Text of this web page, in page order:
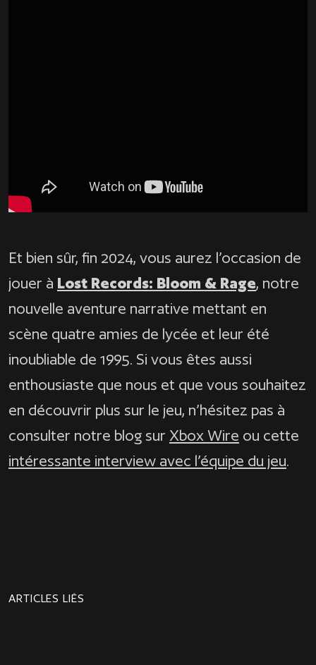
Et bien sûr, fin 2024, vous aurez l’occasion de
jouer à Lost Records: Bloom & Rage, notre
nouvelle aventure narrative mettant en
scène quatre amies de lycée et leur été
inoubliable de 1995. Si vous êtes aussi
enthousiaste que nous et que vous souhaitez
en découvrir plus sur le jeu, n’hésitez pas à
consulter notre blog sur Xbox Wire ou cette
intéressante interview avec l’équipe du jeu.
ARTICLES LIÉS